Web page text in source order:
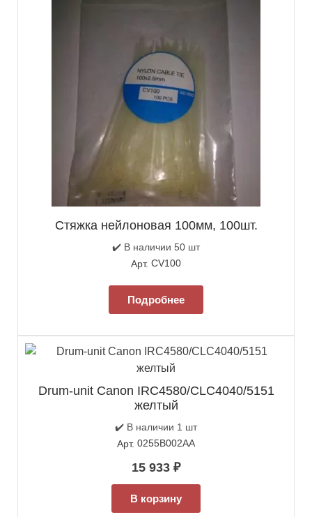
Cтяжка нейлоновая 100мм, 100шт.
✔️ В наличии 50 шт
Арт. CV100
Подробнее
Drum-unit Canon IRC4580/CLC4040/5151
желтый
✔️ В наличии 1 шт
Арт. 0255B002AA
15 933 ₽
В корзину